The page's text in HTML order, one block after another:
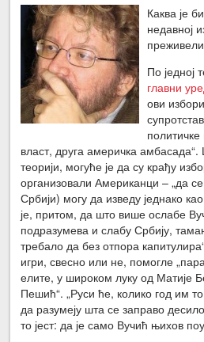
Каква је
недавној
По једној
главни
ови
власт, друга америчка
теорији, могуће је да су крађу
организовали Американци – „да
Србији) могу да изведу једнако
је, притом, да што више ослабе
подразумева и слабу Србију,
требало да без отпора
игри, свесно или не, помогле
елите, у широком луку од Матије
Пешић“. „Руси ће, колико год им
да разумеју шта се заправо
то јест: да је само Вучић њихов